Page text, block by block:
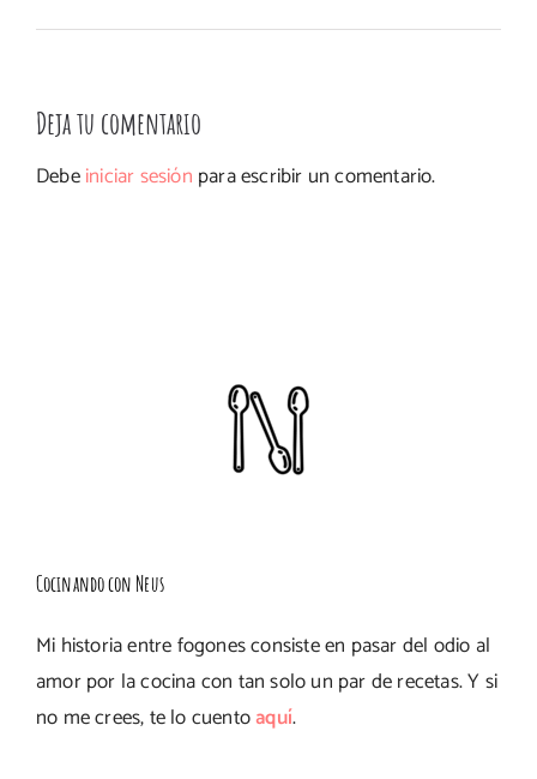
Deja tu comentario
Debeiniciar sesión para escribir un comentario.
Cocinando con Neus
Mi historia entre fogones consiste en pasar del odio al
amor por la cocina con tan solo un par de recetas. Y si
no me crees, te lo cuentoaquí.